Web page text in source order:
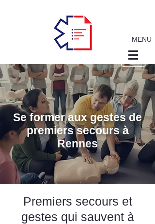
MENU
Se former aux gestes de
premiers secours à
Rennes
Premiers secours et
gestes qui sauvent à